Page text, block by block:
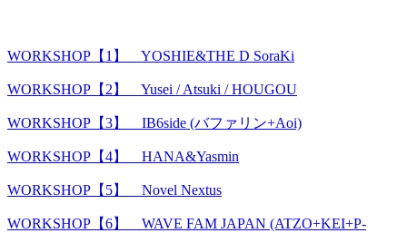
WORKSHOP【1】 YOSHIE&THE D SoraKi
WORKSHOP【2】 Yusei / Atsuki / HOUGOU
WORKSHOP【3】 IB6side (バファリン+Aoi)
WORKSHOP【4】 HANA&Yasmin
WORKSHOP【5】 Novel Nextus
WORKSHOP【6】 WAVE FAM JAPAN (ATZO+KEI+P-